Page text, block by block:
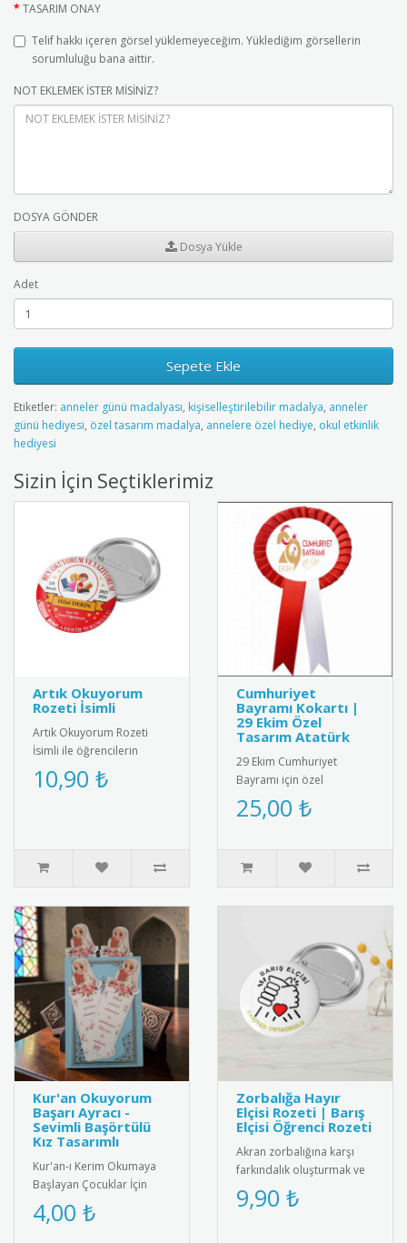
TASARIM ONAY
Telif hakkı içeren görsel yüklemeyeceğim. Yüklediğim görsellerin
sorumluluğu bana aittir.
NOT EKLEMEK İSTER MİSİNİZ?
DOSYA GÖNDER
Dosya Yükle
Adet
Sepete Ekle
Etiketler: anneler günü madalyası, kişiselleştirilebilir madalya, anneler
günü hediyesi, özel tasarım madalya, annelere özel hediye, okul etkinlik
hediyesi
Sizin İçin Seçtiklerimiz
Artık Okuyorum
Rozeti İsimli
Artık Okuyorum Rozeti
İsimli ile öğrencilerin
başarısını kişiselleştirin!
Özel isim baskılı tasarımı..
10,90 ₺
Cumhuriyet
Bayramı Kokartı |
29 Ekim Özel
Tasarım Atatürk
29 Ekim Cumhuriyet
Bayramı için özel
tasarlanmış, kaliteli metal
ve emaye malzemeden
25,00 ₺
Kur'an Okuyorum
Başarı Ayracı -
Sevimli Başörtülü
Kız Tasarımlı
Kur'an-ı Kerim Okumaya
Başlayan Çocuklar İçin
Anlamlı Bir Hediye: Sevimli
Başörtülü Kız Tasarımlı Ku..
4,00 ₺
Zorbalığa Hayır
Elçisi Rozeti | Barış
Elçisi Öğrenci Rozeti
Akran zorbalığına karşı
farkındalık oluşturmak ve
barış elçisi öğrencileri
ödüllendirmek için tasarl..
9,90 ₺